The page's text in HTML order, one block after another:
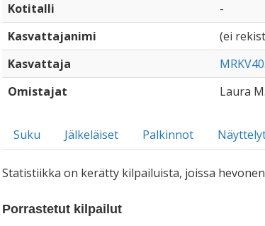
Kotitalli
-
Kasvattajanimi
(ei
Kasvattaja
Omistajat
Laura
Suku Jälkeläiset Palkinnot
Statistiikka on kerätty kilpailuista, joissa
Porrastetut kilpailut